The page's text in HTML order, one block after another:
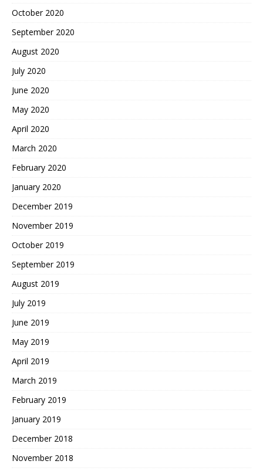
October 2020
September 2020
August 2020
July 2020
June 2020
May 2020
April 2020
March 2020
February 2020
January 2020
December 2019
November 2019
October 2019
September 2019
August 2019
July 2019
June 2019
May 2019
April 2019
March 2019
February 2019
January 2019
December 2018
November 2018